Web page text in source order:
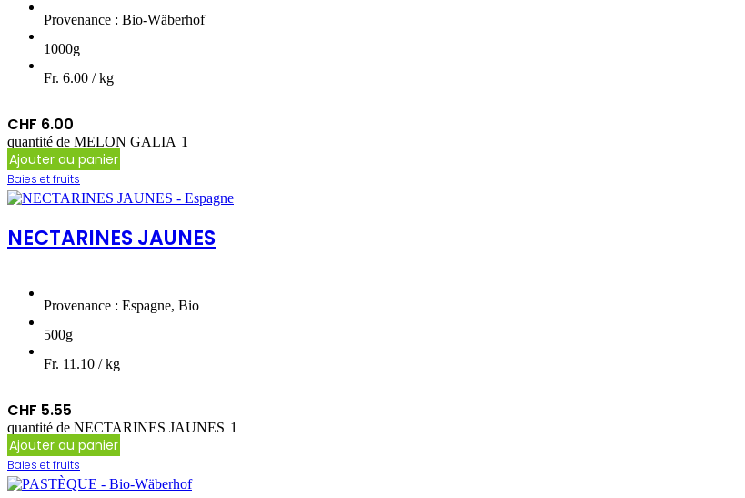
Provenance : Bio-Wäberhof
1000g
Fr. 6.00 / kg
CHF 6.00
quantité de MELON GALIA
Ajouter au panier
Baies et fruits
NECTARINES JAUNES
Provenance : Espagne, Bio
500g
Fr. 11.10 / kg
CHF 5.55
quantité de NECTARINES JAUNES
Ajouter au panier
Baies et fruits